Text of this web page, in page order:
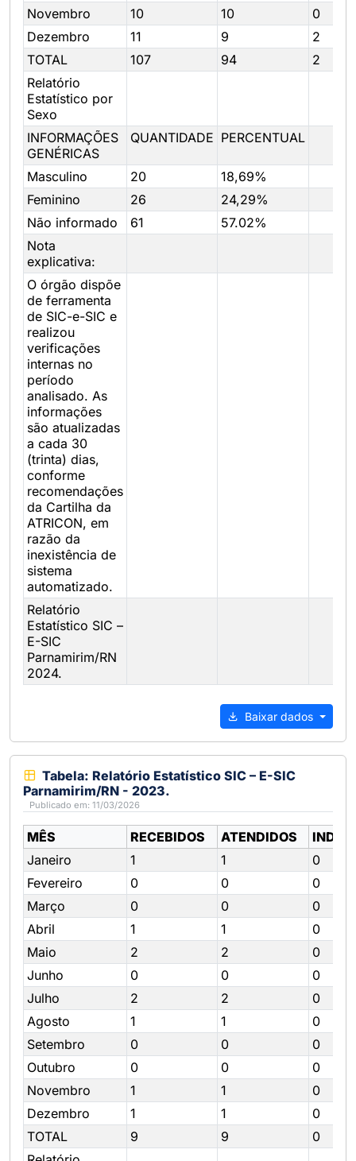
Novembro
10 10
0
Dezembro
11 9
2
TOTAL
107 94
2
Relatório
Estatístico por
Sexo
INFORMAÇÕES
GENÉRICAS
QUANTIDADE PERCENTUAL
Masculino 20
18,69%
Feminino
26
24,29%
Não informado
61
57.02%
Nota
explicativa:
O órgão dispõe
de ferramenta
de SIC-e-SIC e
realizou
verificações
internas no
período
analisado. As
informações
são atualizadas
a cada 30
(trinta) dias,
conforme
recomendações
da Cartilha da
ATRICON, em
razão da
inexistência de
sistema
automatizado.
Relatório
Estatístico SIC –
E-SIC
Parnamirim/RN
2024.
Baixar dados
Tabela: Relatório Estatístico SIC – E-SIC
Parnamirim/RN - 2023.
Publicado em: 11/03/2026
MÊS RECEBIDOS ATENDIDOS
Janeiro
1 1
0
Fevereiro
0 0
0
Março
0 0
0
Abril
1 1
0
Maio
2 2
0
Junho
0 0
0
Julho
2 2
0
Agosto
1 1
0
Setembro
0 0
0
Outubro
0 0
0
Novembro
1 1
0
Dezembro
1 1
0
TOTAL
9 9
0